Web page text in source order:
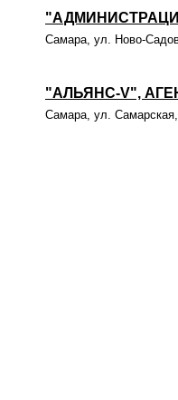
Самара, ул. Ново-
"АЛЬЯНС-V",
Самара, ул.